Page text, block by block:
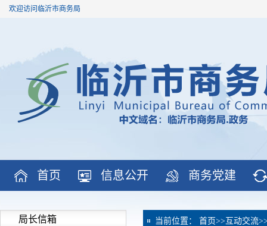
欢迎访问临沂市商务局
首页 信息公开 商务党建
局长信箱 当前位置： 首页>>互动交流